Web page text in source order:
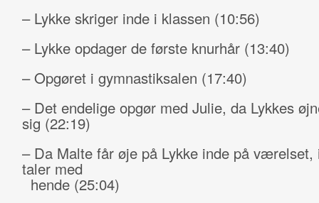
– Lykke skriger inde i klassen (10:56)
– Lykke opdager de første knurhår (13:40)
– Opgøret i gymnastiksalen (17:40)
– Det endelige opgør med Julie, da Lykkes
sig (22:19)
– Da Malte får øje på Lykke inde på værelset,
taler med
hende (25:04)